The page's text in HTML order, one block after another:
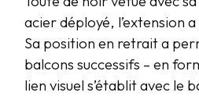
acier déployé, l’extension
Sa position en retrait a
balcons successifs – en
lien visuel s’établit avec le